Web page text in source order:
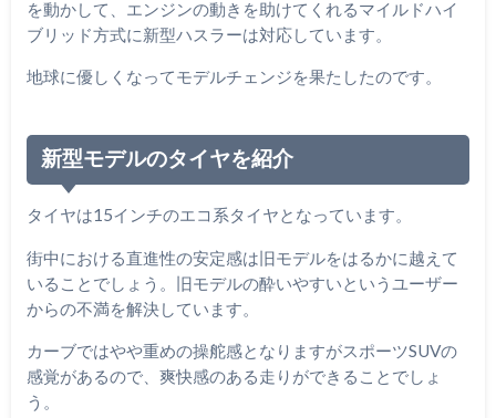
を動かして、エンジンの動きを助けてくれるマイルドハイ
ブリッド方式に新型ハスラーは対応しています。
地球に優しくなってモデルチェンジを果たしたのです。
新型モデルのタイヤを紹介
タイヤは15インチのエコ系タイヤとなっています。
街中における直進性の安定感は旧モデルをはるかに越えて
いることでしょう。旧モデルの酔いやすいというユーザー
からの不満を解決しています。
カーブではやや重めの操舵感となりますがスポーツSUVの
感覚があるので、爽快感のある走りができることでしょ
う。